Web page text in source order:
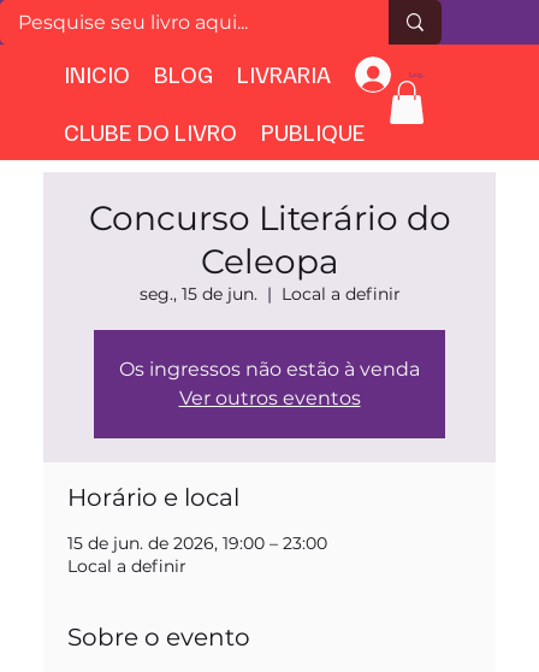
INICIO BLOG
LIVRARIA
CLUBE DO LIVRO
PUBLIQUE
Login
Concurso Literário do
Celeopa
seg., 15 de jun.
  |
Local a definir
Os ingressos não estão à venda
Ver outros eventos
Horário e local
15 de jun. de 2026, 19:00 – 23:00
Local a definir
Sobre o evento